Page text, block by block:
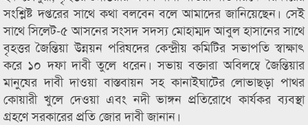
সংশ্লিষ্ট দপ্তরের সাথে কথা বলবেন বলে আমাদের জানিয়েছেন। সেই
সাথে সিলেট-৫ আসনের সংসদ সদস্য মোহাম্মদ আবুল হাসানের সাথে
বৃহত্তর জৈন্তিয়া উন্নয়ন পরিষদের কেন্দ্রীয় কমিটির সভাপতি স্বাক্ষাৎ
করে ১০ দফা দাবী তুলে ধরেন। সভায় বক্তারা অবিলম্বে জৈন্তিয়ার
মানুষের দাবী দাওয়া বাস্তবায়ন সহ কানাইঘাটের লোভাছড়া পাথর
কোয়ারী খুলে দেওয়া এবং নদী ভাঙ্গন প্রতিরোধে কার্যকর ব্যবস্থা
গ্রহণে সরকারের প্রতি জোর দাবী জানান।